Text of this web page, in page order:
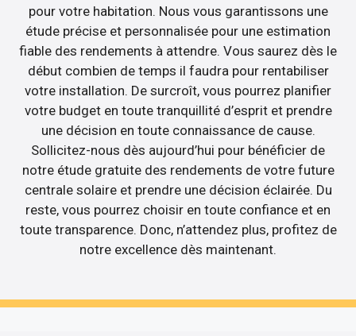
pour votre habitation. Nous vous garantissons une
étude précise et personnalisée pour une estimation
fiable des rendements à attendre. Vous saurez dès le
début combien de temps il faudra pour rentabiliser
votre installation. De surcroît, vous pourrez planifier
votre budget en toute tranquillité d’esprit et prendre
une décision en toute connaissance de cause.
Sollicitez-nous dès aujourd’hui pour bénéficier de
notre étude gratuite des rendements de votre future
centrale solaire et prendre une décision éclairée. Du
reste, vous pourrez choisir en toute confiance et en
toute transparence. Donc, n’attendez plus, profitez de
notre excellence dès maintenant.